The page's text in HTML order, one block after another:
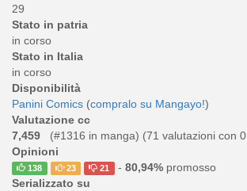
29
Stato in patria
in corso
Stato in Italia
in corso
Disponibilità
Panini Comics (compralo su Mangayo!)
Valutazione cc
7,459
(#1316 in manga) (71 valutazioni con 0
Opinioni
138 23 21 - 80,94%promosso
Serializzato su